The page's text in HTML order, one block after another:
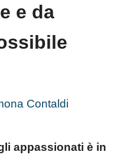
e da
Contaldi
appassionati è in